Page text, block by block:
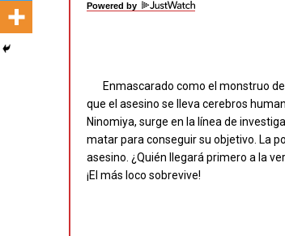
Powered by
Enmascarado como el monstruo
que el asesino se lleva cerebros
Ninomiya, surge en la línea de
matar para conseguir su objetivo. La
asesino. ¿Quién llegará primero a la
¡El más loco sobrevive!